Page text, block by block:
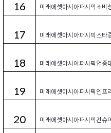
16 미래에셋아시아퍼시픽소비
17 미래에셋아시아퍼시픽스타
18 미래에셋아시아퍼시픽업종
19 미래에셋아시아퍼시픽인프
20 미래에셋아시아퍼시픽컨슈